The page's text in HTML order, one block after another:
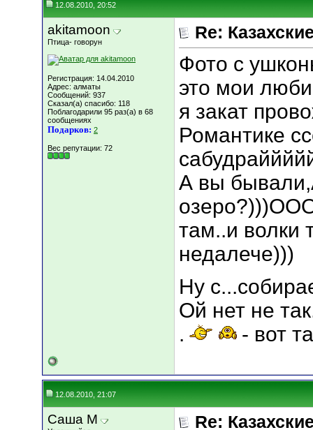
12.08.2010, 20:52
akitamoon
Птица- говорун
Регистрация: 14.04.2010
Адрес: алматы
Сообщений: 937
Сказал(а) спасибо: 118
Поблагодарили 95 раз(а) в 68
сообщениях
Подарков: 2
Вес репутации: 72
Re:
Фото с
это мои
я закат
Романтике
А вы
там..и волки
недалече)))
Ну
Ой нет не
.
- вот
12.08.2010, 21:07
Саша М Re: